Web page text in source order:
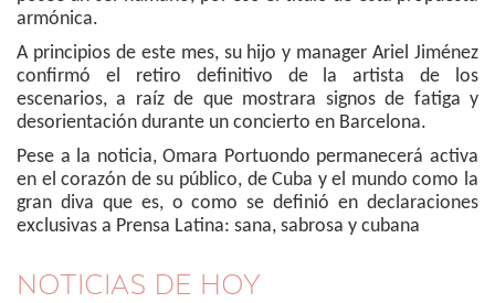
armónica.
A principios de este mes, su hijo y manager Ariel Jiménez
confirmó el retiro definitivo de la artista de los
escenarios, a raíz de que mostrara signos de fatiga y
desorientación durante un concierto en Barcelona.
Pese a la noticia, Omara Portuondo permanecerá activa
en el corazón de su público, de Cuba y el mundo como la
gran diva que es, o como se definió en declaraciones
exclusivas a Prensa Latina: sana, sabrosa y cubana
NOTICIAS DE HOY